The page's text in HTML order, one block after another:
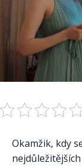
Okamžik, kdy